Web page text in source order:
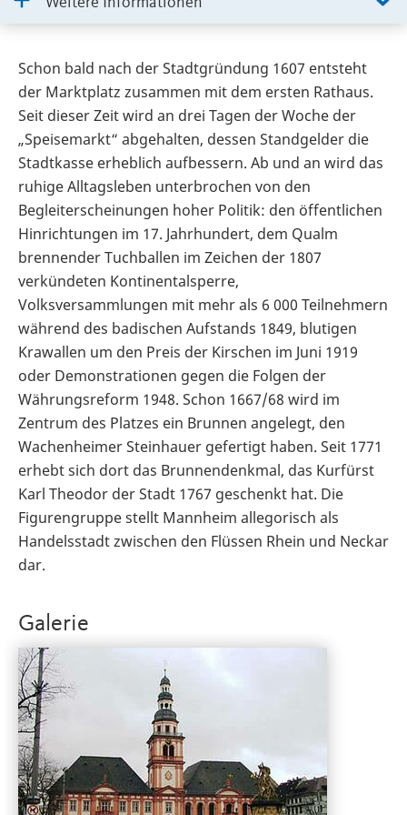
Schon bald nach der Stadtgründung 1607 entsteht
der Marktplatz zusammen mit dem ersten Rathaus.
Seit dieser Zeit wird an drei Tagen der Woche der
„Speisemarkt“ abgehalten, dessen Standgelder die
Stadtkasse erheblich aufbessern. Ab und an wird das
ruhige Alltagsleben unterbrochen von den
Begleiterscheinungen hoher Politik: den öffentlichen
Hinrichtungen im 17. Jahrhundert, dem Qualm
brennender Tuchballen im Zeichen der 1807
verkündeten Kontinentalsperre,
Volksversammlungen mit mehr als 6 000 Teilnehmern
während des badischen Aufstands 1849, blutigen
Krawallen um den Preis der Kirschen im Juni 1919
oder Demonstrationen gegen die Folgen der
Währungsreform 1948. Schon 1667/68 wird im
Zentrum des Platzes ein Brunnen angelegt, den
Wachenheimer Steinhauer gefertigt haben. Seit 1771
erhebt sich dort das Brunnendenkmal, das Kurfürst
Karl Theodor der Stadt 1767 geschenkt hat. Die
Figurengruppe stellt Mannheim allegorisch als
Handelsstadt zwischen den Flüssen Rhein und Neckar
dar.
Galerie